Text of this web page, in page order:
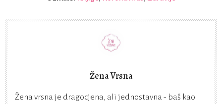
Žena Vrsna
Žena vrsna je dragocjena, ali jednostavna - baš kao